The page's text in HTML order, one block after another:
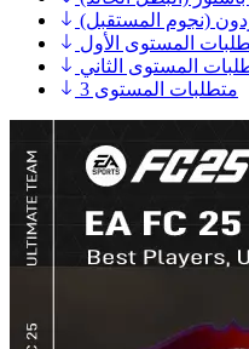
(نجوم المستقبل)
المستوى الأول
المستوى الثاني
متطلبات المستوى 3